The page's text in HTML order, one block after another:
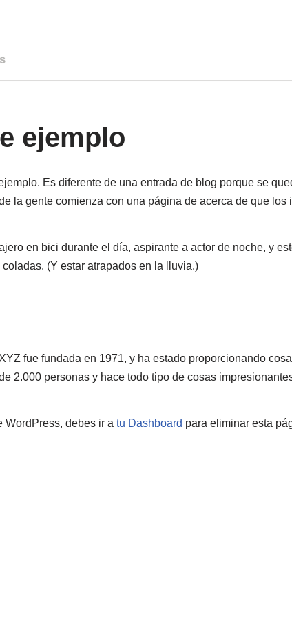
ejemplo
Es diferente de una entrada de blog porque se
la gente comienza con una página de acerca de que
en bici durante el día, aspirante a actor de noche, y
(Y estar atrapados en la lluvia.)
fue fundada en 1971, y ha estado proporcionando
2.000 personas y hace todo tipo de cosas
WordPress, debes ir a tu Dashboard para eliminar esta